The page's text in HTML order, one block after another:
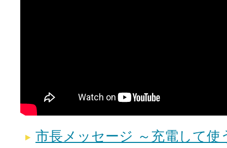
市長メッセージ ～充電して使